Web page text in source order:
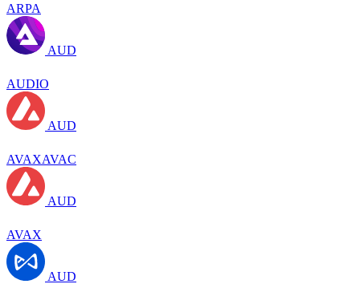
ARPA
AUD
AUDIO
AUD
AVAXAVAC
AUD
AVAX
AUD